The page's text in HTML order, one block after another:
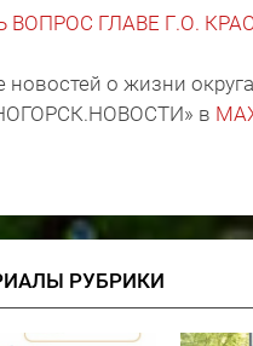
ВОПРОС ГЛАВЕ Г.О.
новостей о жизни
в
РУБРИКИ